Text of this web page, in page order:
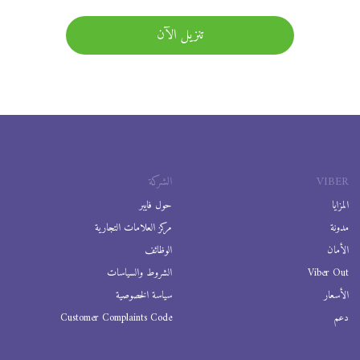
تنزيل الآن
VIBER
المزايا
مدونة
الأمان
Viber Out
الأسعار
دعم
الشركة
حول فايبر
مركز العلامات التجارية
الوظائف
الشروط والسياسات
سياسة الخصوصية
Customer Complaints Code